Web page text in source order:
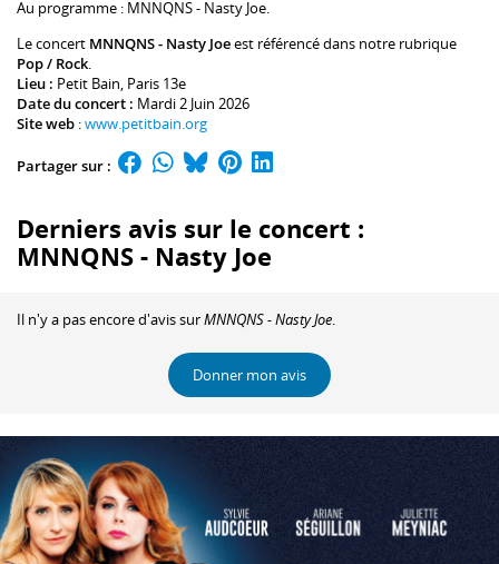
Au programme : MNNQNS- Nasty Joe
Le concert MNNQNS - Nasty Joeest référencé dans notre rubrique
Pop / Rock.
Lieu : Petit Bain, Paris 13e
Date du concert : Mardi 2 Juin 2026
Site web :www.petitbain.org
Partager sur :
Derniers avis sur le concert :
MNNQNS - Nasty Joe
Il n'y a pas encore d'avis surMNNQNS - Nasty Joe.
Donner mon avis